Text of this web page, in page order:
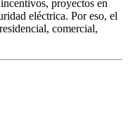
proyectos en
eléctrica. Por eso, el
comercial,